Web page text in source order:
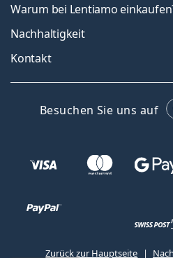
Warum bei Lentiamo
Nachhaltigkeit
Kontakt
Besuchen Sie uns auf
Zurück zur Hauptseite